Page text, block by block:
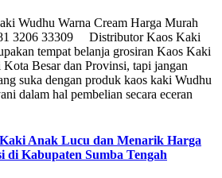
Wudhu Warna Cream Harga Murah
3206 33309 Distributor Kaos Kaki
tempat belanja grosiran Kaos Kaki
Besar dan Provinsi, tapi jangan
suka dengan produk kaos kaki Wudhu
dalam hal pembelian secara eceran
Anak Lucu dan Menarik Harga
di Kabupaten Sumba Tengah